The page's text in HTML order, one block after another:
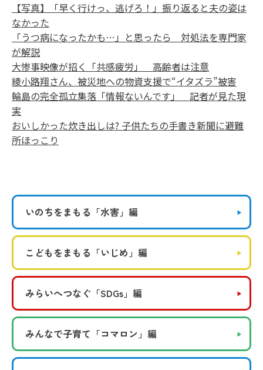
【写真】「早く行けっ、逃げろ！」振り返ると夫の姿は
なかった
「うつ病になったかも…」と思ったら 対処法を専門家
が解説
大惨事映像が招く「共感疲労」 高齢者は注意
綾小路翔さん、被災地への物資支援で“イタズラ”被害
輪島の完全孤立集落「情報ないんです」 記者が見た現
実
おいしかった炊き出しは? 子供たちの手書き新聞に避難
所ほっこり
いのちをまもる 「水害」編
こどもをまもる 「いじめ」編
みらいへつなぐ 「SDGs」編
みんなで子育て 「コマロン」編